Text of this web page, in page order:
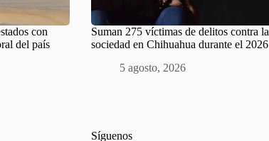
con
del país
Suman 275 víctimas de delitos contra la
sociedad en Chihuahua durante el 2026
5 agosto, 2026
Síguenos